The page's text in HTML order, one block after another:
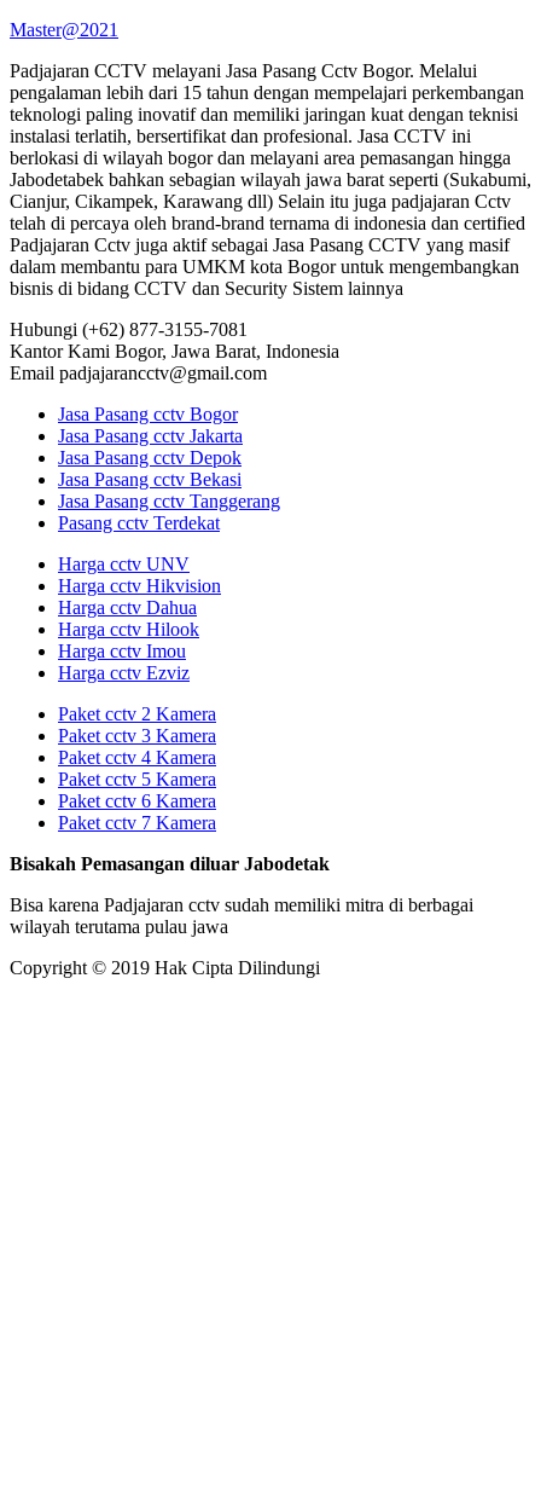
Master@2021
Padjajaran CCTV melayani Jasa Pasang Cctv Bogor. Melalui
pengalaman lebih dari 15 tahun dengan mempelajari perkembangan
teknologi paling inovatif dan memiliki jaringan kuat dengan teknisi
instalasi terlatih, bersertifikat dan profesional. Jasa CCTV ini
berlokasi di wilayah bogor dan melayani area pemasangan hingga
Jabodetabek bahkan sebagian wilayah jawa barat seperti (Sukabumi,
Cianjur, Cikampek, Karawang dll) Selain itu juga padjajaran Cctv
telah di percaya oleh brand-brand ternama di indonesia dan certified
Padjajaran Cctv juga aktif sebagai Jasa Pasang CCTV yang masif
dalam membantu para UMKM kota Bogor untuk mengembangkan
bisnis di bidang CCTV dan Security Sistem lainnya
Hubungi (+62) 877-3155-7081
Kantor Kami Bogor, Jawa Barat, Indonesia
Email padjajarancctv@gmail.com
Jasa Pasang cctv Bogor
Jasa Pasang cctv Jakarta
Jasa Pasang cctv Depok
Jasa Pasang cctv Bekasi
Jasa Pasang cctv Tanggerang
Pasang cctv Terdekat
Harga cctv UNV
Harga cctv Hikvision
Harga cctv Dahua
Harga cctv Hilook
Harga cctv Imou
Harga cctv Ezviz
Paket cctv 2 Kamera
Paket cctv 3 Kamera
Paket cctv 4 Kamera
Paket cctv 5 Kamera
Paket cctv 6 Kamera
Paket cctv 7 Kamera
Bisakah Pemasangan diluar Jabodetak
Bisa karena Padjajaran cctv sudah memiliki mitra di berbagai
wilayah terutama pulau jawa
Copyright © 2019 Hak Cipta Dilindungi